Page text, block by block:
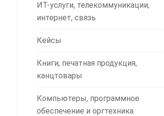
ИТ-услуги, телекоммуникации,
интернет, связь
Кейсы
Книги, печатная продукция,
канцтовары
Компьютеры, программное
обеспечение и оргтехника